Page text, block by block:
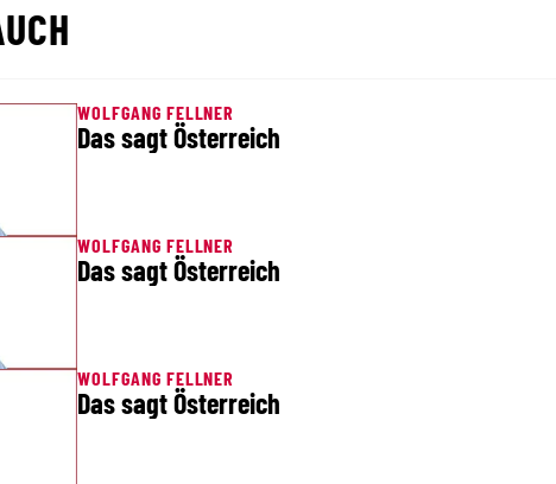
WOLFGANG FELLNER
Das sagt Österreich
WOLFGANG FELLNER
Das sagt Österreich
WOLFGANG FELLNER
Das sagt Österreich